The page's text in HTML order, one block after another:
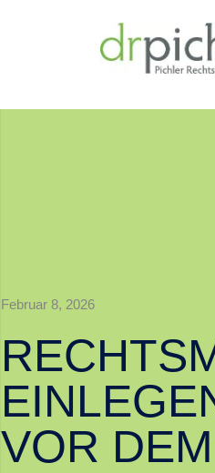
Februar 8, 2026
VOR